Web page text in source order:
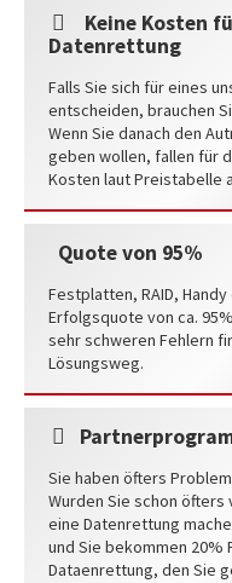
Keine Kosten
Datenrettung
Falls Sie sich für eines
entscheiden, brauchen
Wenn Sie danach den
geben wollen, fallen für
Kosten laut Preistabelle
Quote von 95%
Festplatten, RAID,
Erfolgsquote von ca.
sehr schweren Fehlern
Lösungsweg.
Sie haben öfters
Wurden Sie schon
eine Datenrettung
und Sie bekommen
Dataenrettung, den Sie